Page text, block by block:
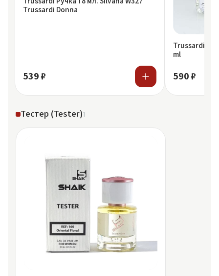
Trussardi Donna
539 ₽
Trussardi
ml
590 ₽
Тестер (Tester)1